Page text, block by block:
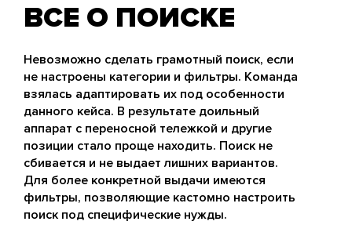
ВСЕ О ПОИСКЕ
Невозможно сделать грамотный поиск, если
не настроены категории и фильтры. Команда
взялась адаптировать их под особенности
данного кейса. В результате доильный
аппарат с переносной тележкой и другие
позиции стало проще находить. Поиск не
сбивается и не выдает лишних вариантов.
Для более конкретной выдачи имеются
фильтры, позволяющие кастомно настроить
поиск под специфические нужды.